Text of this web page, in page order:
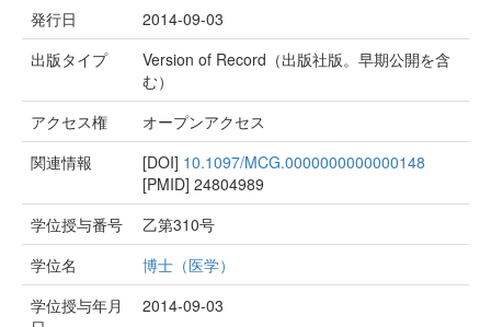
発行日
2014-09-03
出版タイプ
Version of Record（出版社版。早期公開を含
む）
アクセス権
オープンアクセス
関連情報
[DOI] 10.1097/MCG.0000000000000148
[PMID] 24804989
学位授与番号
乙第310号
学位名
博士（医学）
学位授与年月
2014-09-03